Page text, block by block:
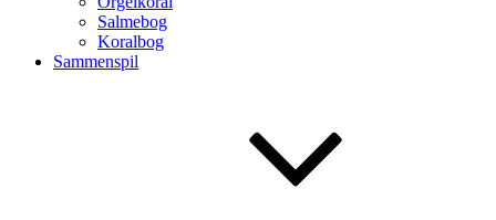
Salmebog
Koralbog
Sammenspil